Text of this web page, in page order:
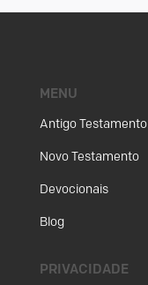
MENU
Antigo Testamento
Novo Testamento
Devocionais
Blog
PRIVACIDADE